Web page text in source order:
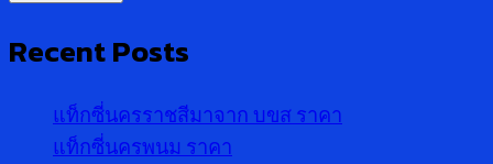
Recent Posts
แท็กซี่นครราชสีมาจาก บขส ราคา
แท็กซี่นครพนม ราคา